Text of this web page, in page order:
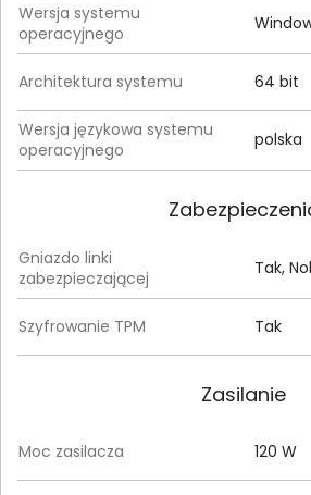
Wersja systemu
operacyjnego
Architektura systemu 64 bit
Wersja językowa systemu
operacyjnego
polska
Gniazdo linki
zabezpieczającej
Tak,
Szyfrowanie TPM Tak
Zasilanie
Moc zasilacza 120 W